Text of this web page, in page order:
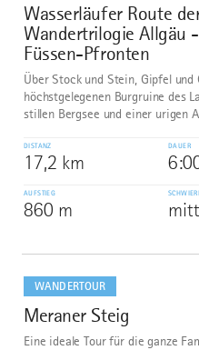
7
Wasserläufer Route
Wandertrilogie Allgäu
Füssen-Pfronten
Über Stock und Stein, Gipfel und
höchstgelegenen Burgruine des
stillen Bergsee und einer urigen
DISTANZ
17,2 km
DAUER
AUFSTIEG
860 m
WANDERTOUR
8
Meraner Steig
Eine ideale Tour für die ganze
dazu